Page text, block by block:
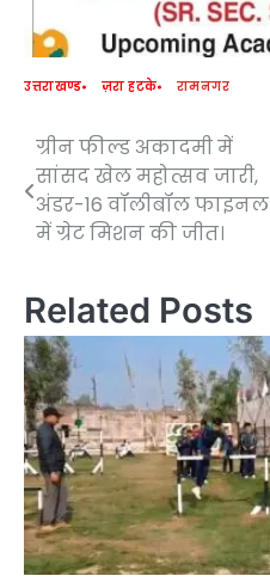
उत्तराखण्ड ज़रा हटके रामनगर
Post
navigation
ग्रीन फील्ड अकादमी में
सांसद खेल महोत्सव जारी,
अंडर-16 वॉलीबॉल फाइनल
में ग्रेट मिशन की जीत।
Related Posts